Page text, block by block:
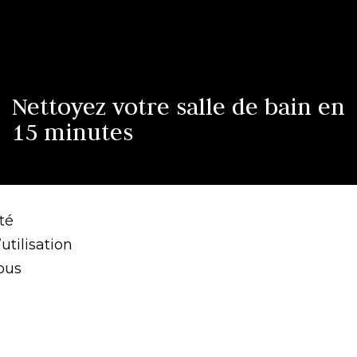
Nettoyez votre salle de bain en
15 minutes